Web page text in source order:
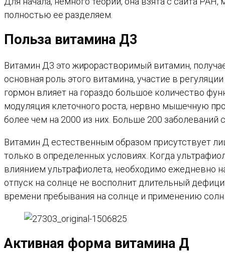
полностью ее разделяем.
Польза витамина Д3
Витамин Д3 это жирорастворимый витамин,
основная роль этого витамина, участие в
гормон влияет на гораздо большое количество
модуляция клеточного роста, нервно мышечную
более чем на 2000 из них. Больше 200
Витамин Д естественным образом присутствует
только в определенных условиях. Когда
влиянием ультрафиолета, необходимо ежедневно
отпуск на солнце не восполнит длительный
времени пребывания на солнце и применению
Активная форма витамина Д